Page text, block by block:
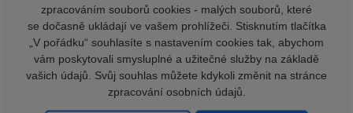
zpracováním souborů cookies - malých souborů, které
se dočasně ukládají ve vašem prohlížeči. Stisknutím tlačítka
„V pořádku“ souhlasíte s nastavením cookies tak, abychom
vám poskytovali smysluplné a užitečné služby na základě
vašich údajů. Svůj souhlas můžete kdykoli změnit na stránce
zpracování osobních údajů.